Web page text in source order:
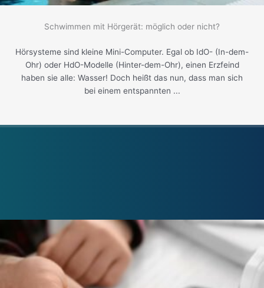
Schwimmen mit Hörgerät: möglich oder nicht?
Hörsysteme sind kleine Mini-Computer. Egal ob IdO- (In-dem-
Ohr) oder HdO-Modelle (Hinter-dem-Ohr), einen Erzfeind
haben sie alle: Wasser! Doch heißt das nun, dass man sich
bei einem entspannten ...